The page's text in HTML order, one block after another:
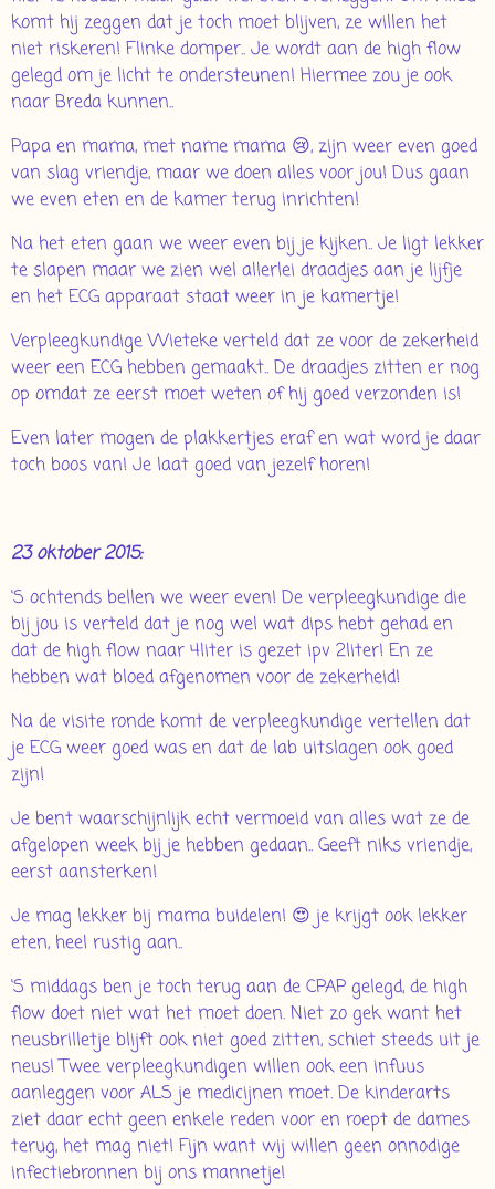
komt hij zeggen dat je toch moet blijven, ze willen het
niet riskeren! Flinke domper.. Je wordt aan de high flow
gelegd om je licht te ondersteunen! Hiermee zou je ook
naar Breda kunnen..
Papa en mama, met name mama 😢, zijn weer even goed
van slag vriendje, maar we doen alles voor jou! Dus gaan
we even eten en de kamer terug inrichten!
Na het eten gaan we weer even bij je kijken.. Je ligt lekker
te slapen maar we zien wel allerlei draadjes aan je lijfje
en het ECG apparaat staat weer in je kamertje!
Verpleegkundige Wieteke verteld dat ze voor de zekerheid
weer een ECG hebben gemaakt.. De draadjes zitten er nog
op omdat ze eerst moet weten of hij goed verzonden is!
Even later mogen de plakkertjes eraf en wat word je daar
toch boos van! Je laat goed van jezelf horen!
23 oktober 2015:
'S ochtends bellen we weer even! De verpleegkundige die
bij jou is verteld dat je nog wel wat dips hebt gehad en
dat de high flow naar 4liter is gezet ipv 2liter! En ze
hebben wat bloed afgenomen voor de zekerheid!
Na de visite ronde komt de verpleegkundige vertellen dat
je ECG weer goed was en dat de lab uitslagen ook goed
zijn!
Je bent waarschijnlijk echt vermoeid van alles wat ze de
afgelopen week bij je hebben gedaan.. Geeft niks vriendje,
eerst aansterken!
Je mag lekker bij mama buidelen! 😍 je krijgt ook lekker
eten, heel rustig aan..
'S middags ben je toch terug aan de CPAP gelegd, de high
flow doet niet wat het moet doen. Niet zo gek want het
neusbrilletje blijft ook niet goed zitten, schiet steeds uit je
neus! Twee verpleegkundigen willen ook een infuus
aanleggen voor ALS je medicijnen moet. De kinderarts
ziet daar echt geen enkele reden voor en roept de dames
terug, het mag niet! Fijn want wij willen geen onnodige
infectiebronnen bij ons mannetje!